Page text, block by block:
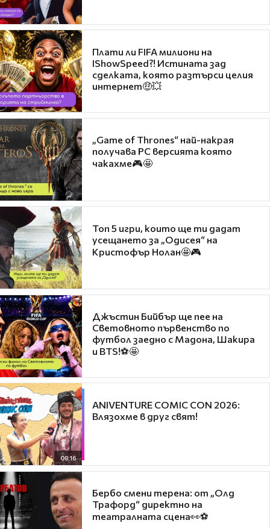
Плати ли FIFA милиони на
IShowSpeed?! Истината зад
сделката, която разтърси целия
интернет🤑💥
„Game of Thrones“ най-накрая
получава PC версията която
чакахме🎮🤩
Топ 5 игри, които ще ти дадат
усещането за „Одисея“ на
Кристофър Нолан🤩🎮
Джъстин Бийбър ще пее на
Световното първенство по
футбол заедно с Мадона, Шакира
и BTS!⚽🤩
08:16
ANIVENTURE COMIC CON 2026:
Влязохме в друг свят!
Бербо смени терена: от „Олд
Трафорд“ директно на
театралната сцена👀⚽